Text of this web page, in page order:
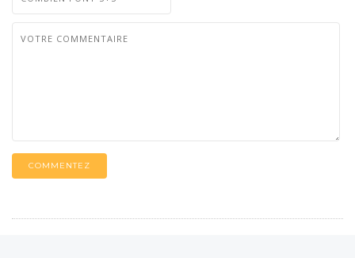
COMMENTEZ